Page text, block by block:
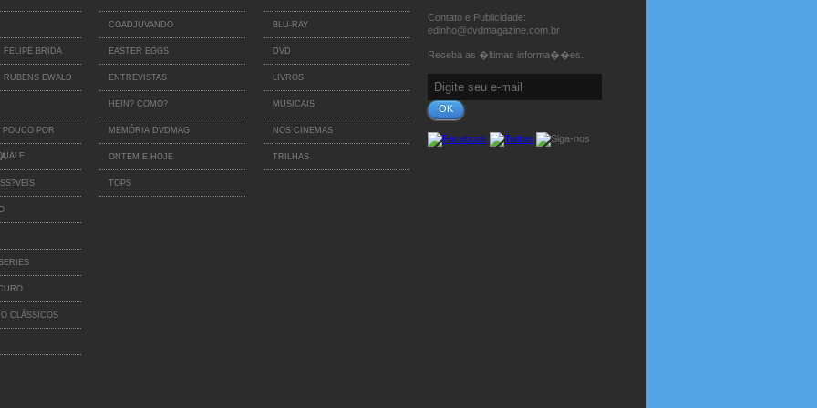
FELIPE BRIDA
RUBENS EWALD
POR
CLÁSSICOS
COADJUVANDO
EASTER EGGS
ENTREVISTAS
HEIN? COMO?
MEMÓRIA DVDMAG
ONTEM E HOJE
TOPS
BLU-RAY
DVD
LIVROS
MUSICAIS
NOS CINEMAS
TRILHAS
Contato e Publicidade:
edinho@dvdmagazine.com.br
Receba as �ltimas informa��es.
OK